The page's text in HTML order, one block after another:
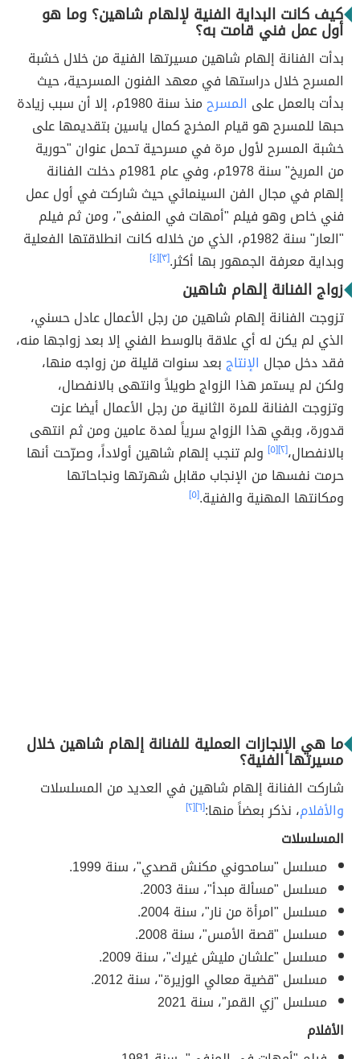
كيف كانت البداية الفنية لإلهام شاهين؟ وما هو
أول عمل فني قامت به؟
بدأت الفنانة إلهام شاهين مسيرتها الفنية من خلال خشبة
المسرح خلال دراستها في معهد الفنون المسرحية، حيث
بدأت بالعمل على المسرح
منذ سنة 1980م، إلا أن سبب زيادة
حبها للمسرح هو قيام المخرج كمال ياسين بتقديمها على
خشبة المسرح لأول مرة في مسرحية تحمل عنوان "حورية
من المريخ" سنة 1978م، وفي عام 1981م دخلت الفنانة
إلهام في مجال الفن السينمائي حيث شاركت في أول عمل
فني خاص وهو فيلم "أمهات في المنفى"، ومن ثم فيلم
"العار" سنة 1982م، الذي من خلاله كانت انطلاقتها الفعلية
وبداية معرفة الجمهور بها أكثر.[٣] [٤]
زواج الفنانة إلهام شاهين
تزوجت الفنانة إلهام شاهين من رجل الأعمال عادل حسني،
الذي لم يكن له أي علاقة بالوسط الفني إلا بعد زواجها منه،
فقد دخل مجال الإنتاجبعد سنوات قليلة من زواجه منها،
ولكن لم يستمر هذا الزواج طويلاً وانتهى بالانفصال،
وتزوجت الفنانة للمرة الثانية من رجل الأعمال أيضا عزت
قدورة، وبقي هذا الزواج سرياً لمدة عامين ومن ثم انتهى
بالانفصال،[٢] [٥]
ولم تنجب إلهام شاهين أولاداً، وصرّحت أنها
حرمت نفسها من الإنجاب مقابل شهرتها ونجاحاتها
ومكانتها المهنية والفنية.[٥]
ما هي الإنجازات العملية للفنانة إلهام شاهين خلال
مسيرتها الفنية؟
شاركت الفنانة إلهام شاهين في العديد من المسلسلات
والأفلام، نذكر بعضاً منها:[٦] [٢]
المسلسلات
مسلسل "سامحوني مكنش قصدي"، سنة 1999.
مسلسل "مسألة مبدأ"، سنة 2003.
مسلسل "امرأة من نار"، سنة 2004.
مسلسل "قصة الأمس"، سنة 2008.
مسلسل "علشان مليش غيرك"، سنة 2009.
مسلسل "قضية معالي الوزيرة"، سنة 2012.
مسلسل "زي القمر"، سنة 2021
الأفلام